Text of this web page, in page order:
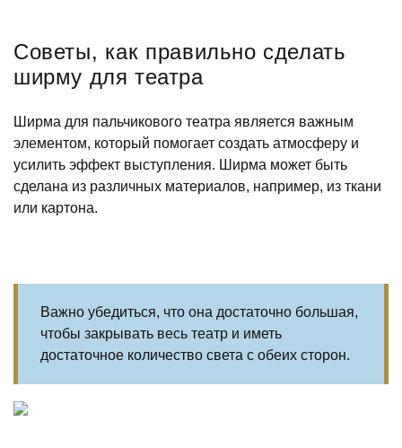
Советы, как правильно сделать
ширму для театра
Ширма для пальчикового театра является важным
элементом, который помогает создать атмосферу и
усилить эффект выступления. Ширма может быть
сделана из различных материалов, например, из ткани
или картона.
Важно убедиться, что она достаточно большая,
чтобы закрывать весь театр и иметь
достаточное количество света с обеих сторон.